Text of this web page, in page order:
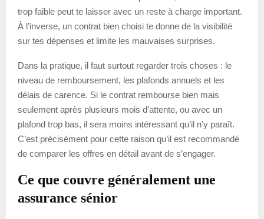
trop faible peut te laisser avec un reste à charge important.
À l’inverse, un contrat bien choisi te donne de la visibilité
sur tes dépenses et limite les mauvaises surprises.
Dans la pratique, il faut surtout regarder trois choses : le
niveau de remboursement, les plafonds annuels et les
délais de carence. Si le contrat rembourse bien mais
seulement après plusieurs mois d’attente, ou avec un
plafond trop bas, il sera moins intéressant qu’il n’y paraît.
C’est précisément pour cette raison qu’il est recommandé
de comparer les offres en détail avant de s’engager.
Ce que couvre généralement une
assurance sénior